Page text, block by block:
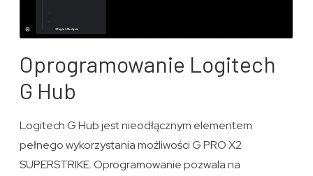
Oprogramowanie Logitech
G Hub
Logitech G Hub jest nieodłącznym elementem
pełnego wykorzystania możliwości G PRO X2
SUPERSTRIKE. Oprogramowanie pozwala na